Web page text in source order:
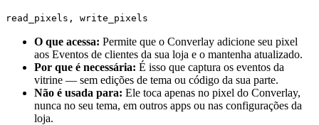
read_pixels, write_pixels
O que acessa: Permite que o Converlay adicione seu pixel
aos Eventos de clientes da sua loja e o mantenha atualizado.
Por que é necessária: É isso que captura os eventos da
vitrine — sem edições de tema ou código da sua parte.
Não é usada para: Ele toca apenas no pixel do Converlay,
nunca no seu tema, em outros apps ou nas configurações da
loja.